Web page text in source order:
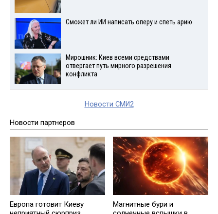
Сможет ли ИИ написать оперу и спеть арию
Мирошник: Киев всеми средствами
отвергает путь мирного разрешения
конфликта
Новости СМИ2
Новости партнеров
Европа готовит Киеву
Магнитные бури и